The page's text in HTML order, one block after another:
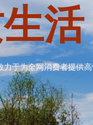
活
于为全网消费者提供